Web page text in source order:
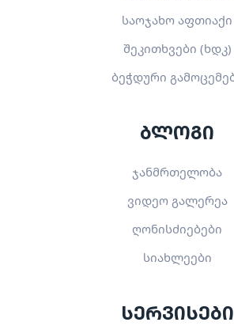
საოჯახო აფთიაქი
შეკითხვები (ხდკ)
ბეჭდური
ბლოგი
ჯანმრთელობა
ვიდეო გალერეა
ღონისძიებები
სიახლეები
სერვისები